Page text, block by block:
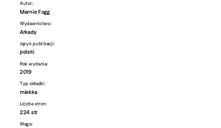
Autor:
Marnie Fogg
Wydawnictwo:
Arkady
Język publikacji:
polski
Rok wydania:
2019
Typ okładki:
miekka
Liczba stron:
224 str
Waga: